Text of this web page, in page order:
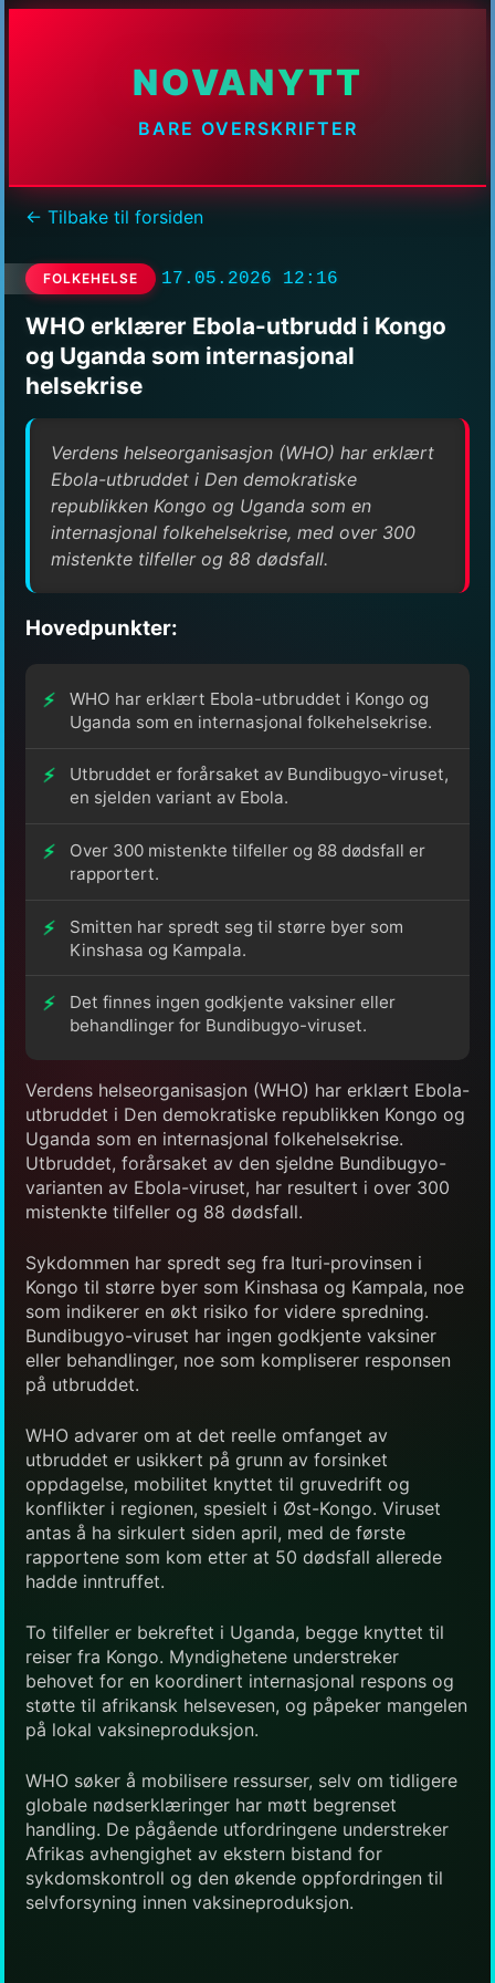
NOVANYTT
BARE OVERSKRIFTER
← Tilbake til forsiden
FOLKEHELSE 17.05.2026 12:16
WHO erklærer Ebola-utbrudd i Kongo
og Uganda som internasjonal
helsekrise
Verdens helseorganisasjon (WHO) har erklært
Ebola-utbruddet i Den demokratiske
republikken Kongo og Uganda som en
internasjonal folkehelsekrise, med over 300
mistenkte tilfeller og 88 dødsfall.
Hovedpunkter:
WHO har erklært Ebola-utbruddet i Kongo og
Uganda som en internasjonal folkehelsekrise.
Utbruddet er forårsaket av Bundibugyo-viruset,
en sjelden variant av Ebola.
Over 300 mistenkte tilfeller og 88 dødsfall er
rapportert.
Smitten har spredt seg til større byer som
Kinshasa og Kampala.
Det finnes ingen godkjente vaksiner eller
behandlinger for Bundibugyo-viruset.
Verdens helseorganisasjon (WHO) har erklært Ebola-
utbruddet i Den demokratiske republikken Kongo og
Uganda som en internasjonal folkehelsekrise.
Utbruddet, forårsaket av den sjeldne Bundibugyo-
varianten av Ebola-viruset, har resultert i over 300
mistenkte tilfeller og 88 dødsfall.
Sykdommen har spredt seg fra Ituri-provinsen i
Kongo til større byer som Kinshasa og Kampala, noe
som indikerer en økt risiko for videre spredning.
Bundibugyo-viruset har ingen godkjente vaksiner
eller behandlinger, noe som kompliserer responsen
på utbruddet.
WHO advarer om at det reelle omfanget av
utbruddet er usikkert på grunn av forsinket
oppdagelse, mobilitet knyttet til gruvedrift og
konflikter i regionen, spesielt i Øst-Kongo. Viruset
antas å ha sirkulert siden april, med de første
rapportene som kom etter at 50 dødsfall allerede
hadde inntruffet.
To tilfeller er bekreftet i Uganda, begge knyttet til
reiser fra Kongo. Myndighetene understreker
behovet for en koordinert internasjonal respons og
støtte til afrikansk helsevesen, og påpeker mangelen
på lokal vaksineproduksjon.
WHO søker å mobilisere ressurser, selv om tidligere
globale nødserklæringer har møtt begrenset
handling. De pågående utfordringene understreker
Afrikas avhengighet av ekstern bistand for
sykdomskontroll og den økende oppfordringen til
selvforsyning innen vaksineproduksjon.